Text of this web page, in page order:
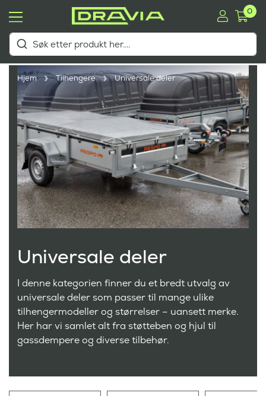
0
Hjem Tilhengere Universale deler
Universale deler
I denne kategorien finner du et bredt utvalg av
universale deler som passer til mange ulike
tilhengermodeller og størrelser – uansett merke.
Her har vi samlet alt fra støtteben og hjul til
gassdempere og diverse tilbehør.